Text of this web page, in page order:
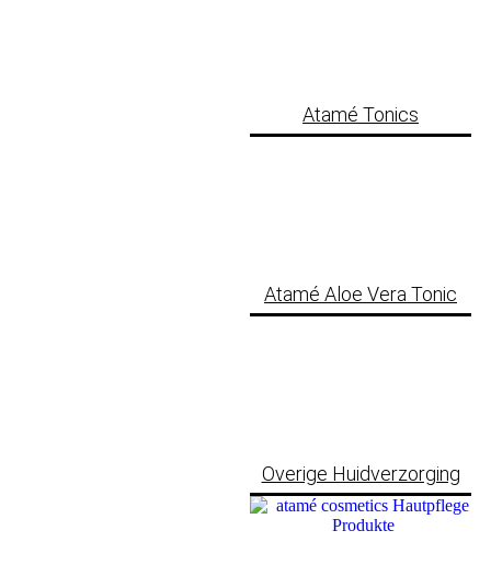
Atamé Tonics
Atamé Aloe Vera Tonic
Overige Huidverzorging